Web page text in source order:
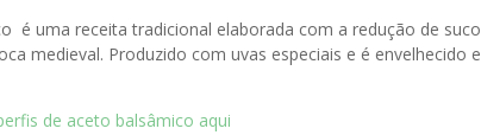
é uma receita tradicional elaborada com a redução de
medieval. Produzido com uvas especiais e é
de aceto balsâmico aqui